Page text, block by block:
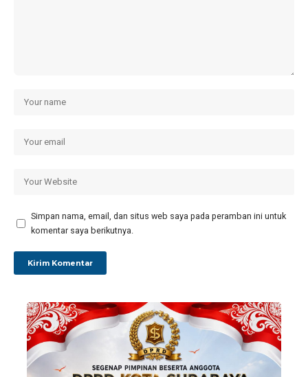
Simpan nama, email, dan situs web saya pada peramban ini untuk
komentar saya berikutnya.